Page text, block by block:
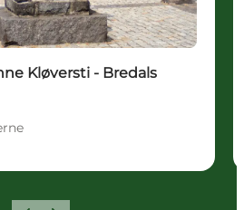
Kløversti - Bredals